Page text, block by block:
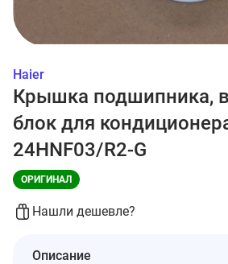
Haier
Крышка подшипника,
блок для
24HNF03/R2-G
ОРИГИНАЛ
Нашли дешевле?
Описание